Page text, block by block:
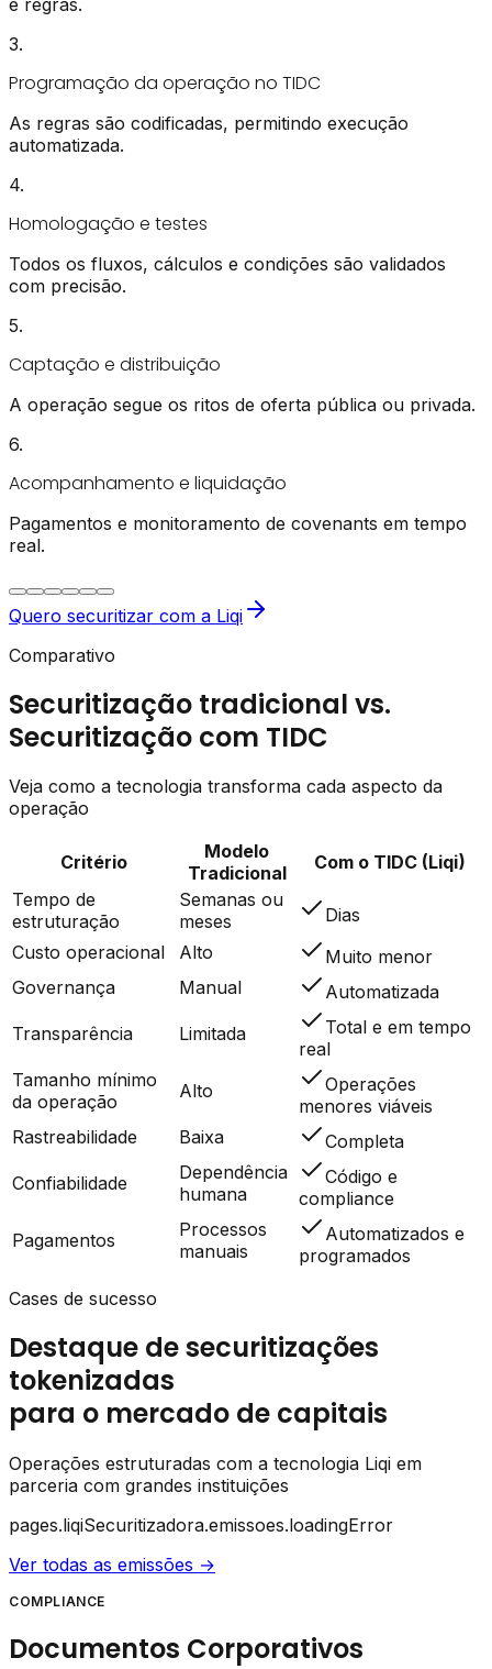
3.
Programação da operação no TIDC
As regras são codificadas, permitindo execução
automatizada.
4.
Homologação e testes
Todos os fluxos, cálculos e condições são validados
com precisão.
5.
Captação e distribuição
A operação segue os ritos de oferta pública ou privada.
6.
Acompanhamento e liquidação
Pagamentos e monitoramento de covenants em tempo
real.
Quero securitizar com a Liqi
Comparativo
Securitização tradicional vs.
Securitização com TIDC
Veja como a tecnologia transforma cada aspecto da
operação
Critério
Modelo
Tradicional
Com o TIDC (Liqi)
Tempo de
estruturação
Semanas ou
meses
Dias
Custo operacional
Alto
Muito menor
Governança
Manual
Automatizada
Transparência
Limitada
Total e em tempo
real
Tamanho mínimo
da operação
Alto
Operações
menores viáveis
Rastreabilidade
Baixa
Completa
Confiabilidade
Dependência
humana
Código e
compliance
Pagamentos
Processos
manuais
Automatizados e
programados
Cases de sucesso
Destaque de securitizações
tokenizadas
para o mercado de capitais
Operações estruturadas com a tecnologia Liqi em
parceria com grandes instituições
pages.liqiSecuritizadora.emissoes.loadingError
Ver todas as emissões →
COMPLIANCE
Documentos Corporativos